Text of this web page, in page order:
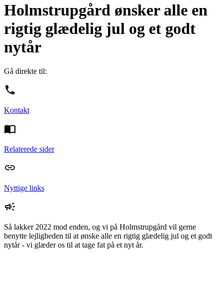
Holmstrupgård ønsker alle en
rigtig glædelig jul og et godt
nytår
Gå direkte til:
Kontakt
Relaterede sider
Nyttige links
Så lakker 2022 mod enden, og vi på Holmstrupgård vil gerne
benytte lejligheden til at ønske alle en rigtig glædelig jul og et godt
nytår - vi glæder os til at tage fat på et nyt år.